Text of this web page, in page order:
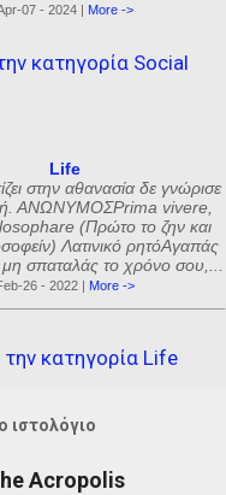
07 - 2024 | More ->
κατηγορία Social
Life
στην αθανασία δε γνώρισε
ΑΝΩΝΥΜΟΣPrima vivere,
(Πρώτο το ζην και
Λατινικό ρητόΑγαπάς
σπαταλάς το χρόνο σου,...
26 - 2022 | More ->
κατηγορία Life
ιστολόγιο
Acropolis